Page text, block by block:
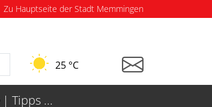
Zu Hauptseite der Stadt Memmingen
25 °C
Tipps ...